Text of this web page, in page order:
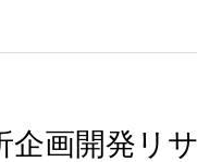
企画開発リ